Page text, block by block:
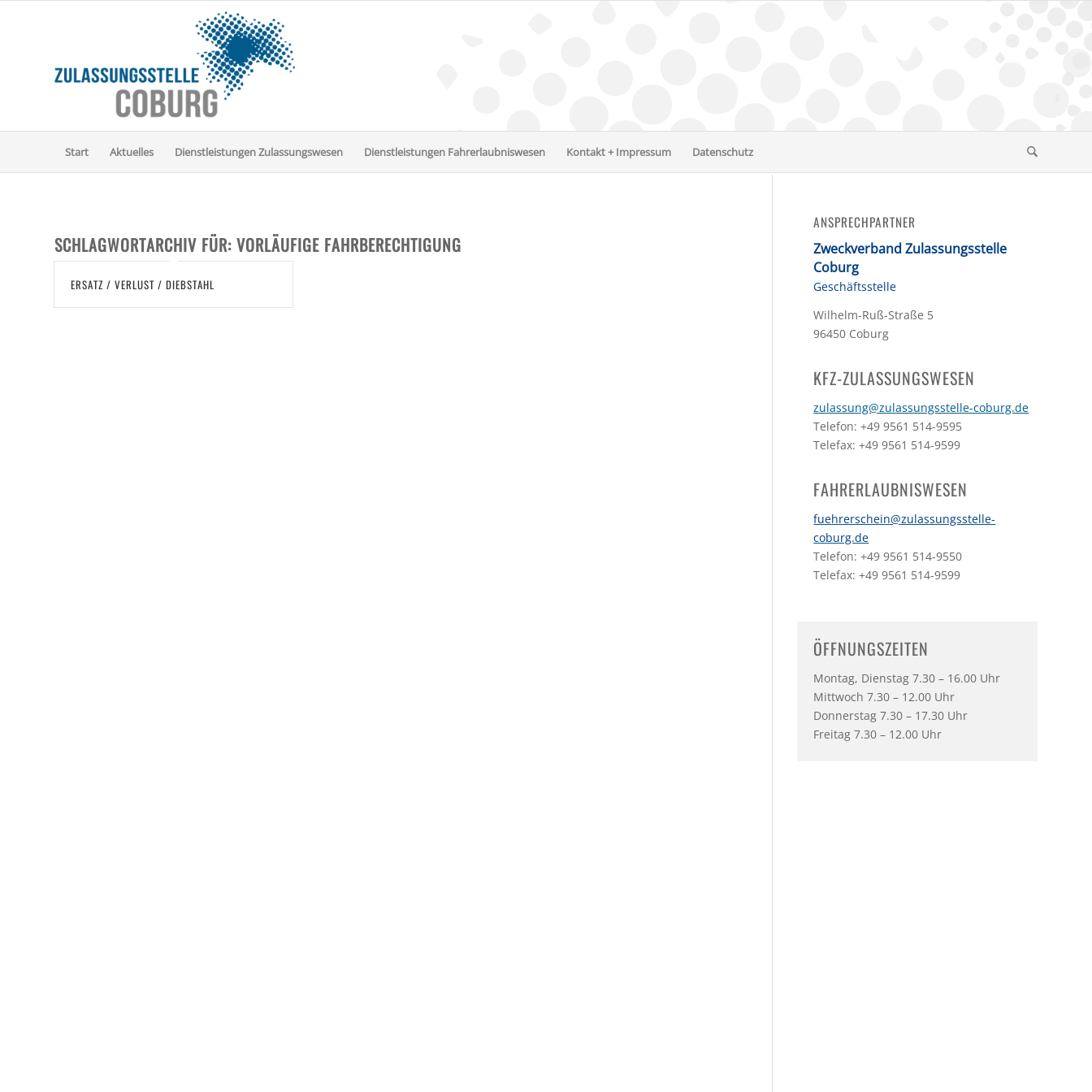
Start Aktuelles Dienstleistungen Zulassungswesen Dienstleistungen Fahrerlaubniswesen Kontakt + Impressum Datenschutz
SCHLAGWORTARCHIV FÜR: VORLÄUFIGE FAHRBERECHTIGUNG
ERSATZ / VERLUST / DIEBSTAHL
ANSPRECHPARTNER
Zweckverband Zulassungsstelle
Coburg
Geschäftsstelle
Wilhelm-Ruß-Straße 5
96450 Coburg
KFZ-ZULASSUNGSWESEN
zulassung@zulassungsstelle-coburg.de
Telefon: +49 9561 514-9595
Telefax: +49 9561 514-9599
FAHRERLAUBNISWESEN
fuehrerschein@zulassungsstelle-
coburg.de
Telefon: +49 9561 514-9550
Telefax: +49 9561 514-9599
ÖFFNUNGSZEITEN
Montag, Dienstag 7.30 – 16.00 Uhr
Mittwoch 7.30 – 12.00 Uhr
Donnerstag 7.30 – 17.30 Uhr
Freitag 7.30 – 12.00 Uhr